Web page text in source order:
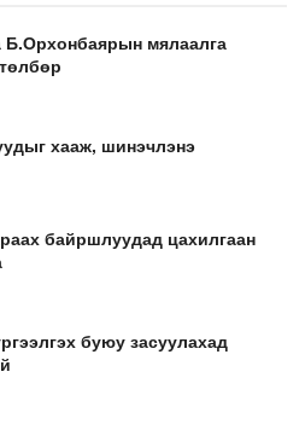
Б.Орхонбаярын мялаалга
хааж, шинэчлэнэ
байршлуудад цахилгаан
буюу засуулахад